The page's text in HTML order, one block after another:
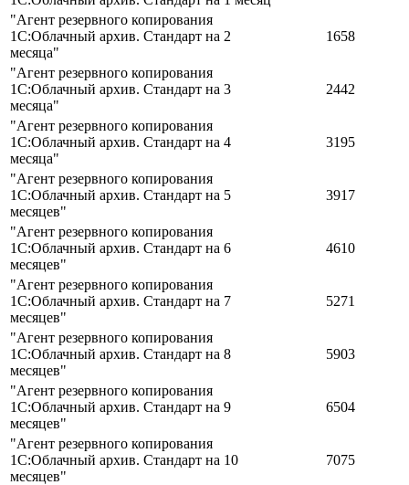
"Агент резервного копирования
1С:Облачный архив. Стандарт на 2
месяца"
1658
"Агент резервного копирования
1С:Облачный архив. Стандарт на 3
месяца"
2442
"Агент резервного копирования
1С:Облачный архив. Стандарт на 4
месяца"
3195
"Агент резервного копирования
1С:Облачный архив. Стандарт на 5
месяцев"
3917
"Агент резервного копирования
1С:Облачный архив. Стандарт на 6
месяцев"
4610
"Агент резервного копирования
1С:Облачный архив. Стандарт на 7
месяцев"
5271
"Агент резервного копирования
1С:Облачный архив. Стандарт на 8
месяцев"
5903
"Агент резервного копирования
1С:Облачный архив. Стандарт на 9
месяцев"
6504
"Агент резервного копирования
1С:Облачный архив. Стандарт на 10
месяцев"
7075